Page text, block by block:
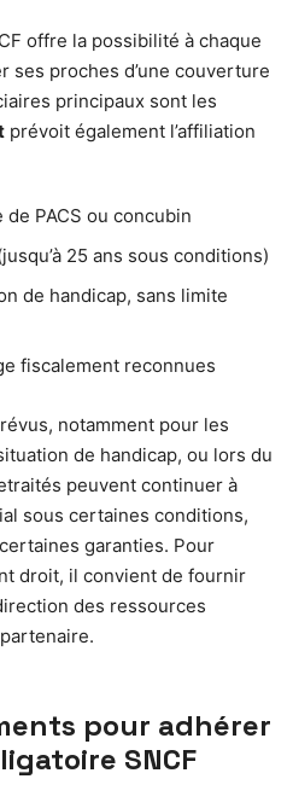
offre la possibilité à chaque
ses proches d’une couverture
principaux sont les
prévoit également l’affiliation
PACS ou concubin
25 ans sous conditions)
de handicap, sans limite
fiscalement reconnues
notamment pour les
de handicap, ou lors du
peuvent continuer à
sous certaines conditions,
garanties. Pour
droit, il convient de fournir
des ressources
pour adhérer
SNCF